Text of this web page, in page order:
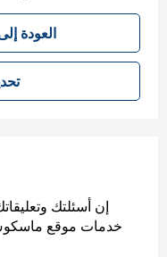
العودة
تحديث الصفحة
إن أسئلتك
خدمات موقع ماسكوس.